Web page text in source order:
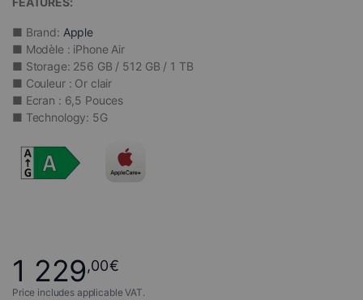
■ Brand: Apple
■ Modèle : iPhone Air
■ Storage: 256 GB / 512 GB / 1 TB
■ Couleur : Or clair
■ Ecran : 6,5 Pouces
■ Technology: 5G
1 229,00€
Price includes applicable VAT.